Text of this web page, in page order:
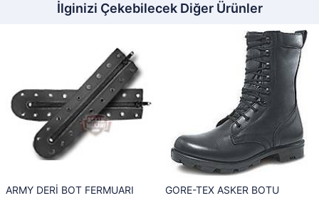
İlginizi Çekebilecek Diğer Ürünler
ARMY DERİ BOT FERMUARI GORE-TEX ASKER BOTU